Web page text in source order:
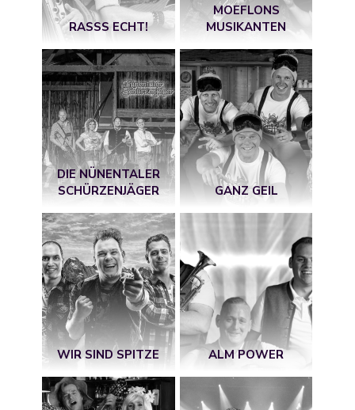
RASSS ECHT!
MOEFLONS
MUSIKANTEN
DIE NÜNENTALER
SCHÜRZENJÄGER
GANZ GEIL
WIR SIND SPITZE ALM POWER